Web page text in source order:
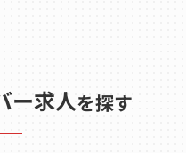
ー求人を探す